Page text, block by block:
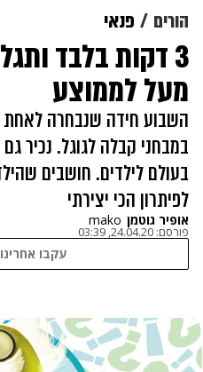
הורים פנאי
מעל לממוצע
השבוע חידה שנבחרה
בעולם לילדים. חושבים
לפיתרון הכי יצירתי
אופיר גוטמן mako
פורסם: 24.04.20, 03:39
עקבו